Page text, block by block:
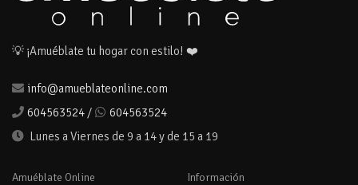
💡 ¡Amuéblate tu hogar con estilo! ❤️
info@amueblateonline.com
604563524 /
604563524
Lunes a Viernes de 9 a 14 y de 15 a 19
Amuéblate Online
Información